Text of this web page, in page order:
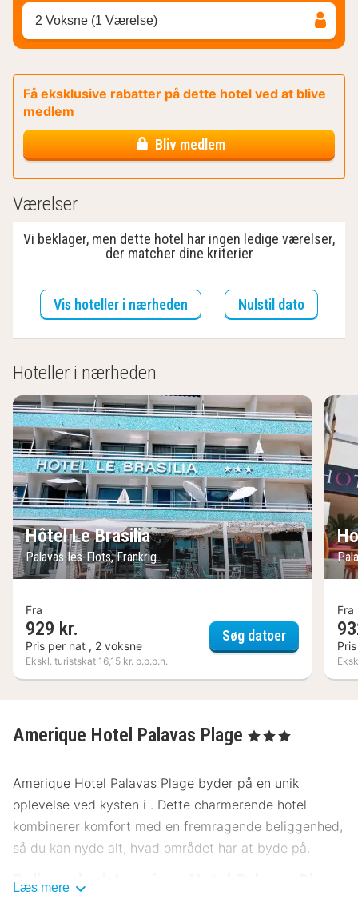
2 Voksne (1 Værelse)
Få eksklusive rabatter på dette hotel ved at blive
medlem
Bliv medlem
Værelser
Vi beklager, men dette hotel har ingen ledige værelser,
der matcher dine kriterier
Vis hoteller i nærheden Nulstil dato
Hoteller i nærheden
Hôtel Le Brasilia
Palavas-les-Flots, Frankrig
Fra
929 kr.
Pris per nat , 2 voksne
Ekskl. turistskat 16,15 kr. p.p.p.n.
Søg datoerHôtel Le
Fra
Amerique Hotel Palavas Plage , 3 Stjerner
Amerique Hotel Palavas Plage byder på en unik
oplevelse ved kysten i . Dette charmerende hotel
kombinerer komfort med en fremragende beliggenhed,
så du kan nyde alt, hvad området har at byde på.
Beliggenhed Amerique Hotel Palavas Plage
Læs mere